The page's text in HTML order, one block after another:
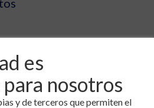
es
nosotros
y de terceros que permiten el
de auditoría